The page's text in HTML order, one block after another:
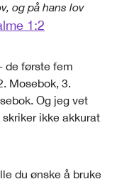
og på hans lov
1:2
de første fem
Mosebok, 3.
Og jeg vet
ikke akkurat
du ønske å bruke